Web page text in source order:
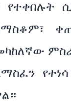
የተቀበሉት